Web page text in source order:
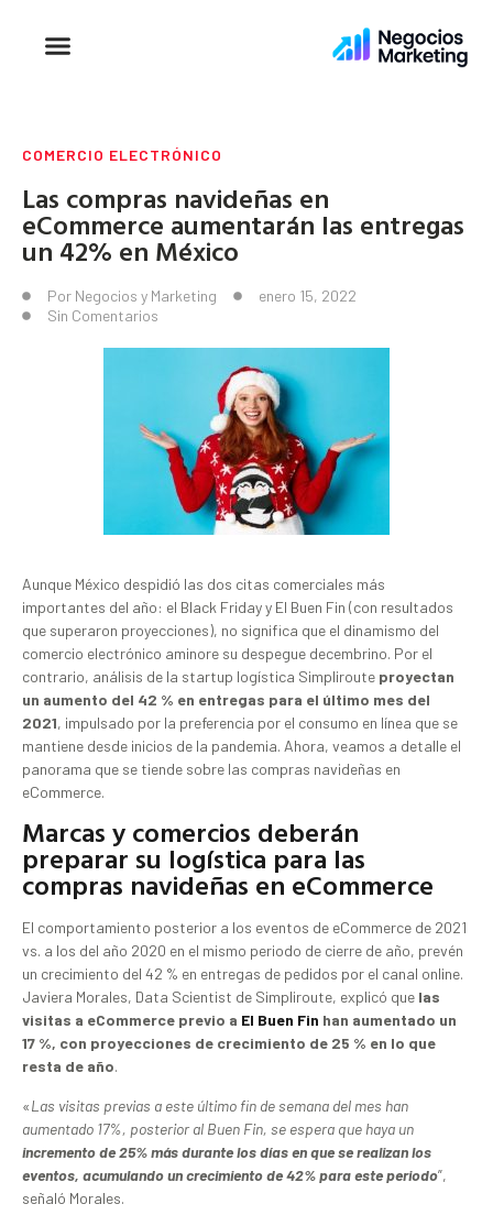
COMERCIO ELECTRÓNICO
Las compras navideñas en
eCommerce aumentarán las entregas
un 42% en México
Por Negocios y Marketing
enero 15, 2022
Sin Comentarios
Aunque México despidió las dos citas comerciales más
importantes del año: el Black Friday y El Buen Fin (con resultados
que superaron proyecciones), no significa que el dinamismo del
comercio electrónico aminore su despegue decembrino. Por el
contrario, análisis de la startup logística Simpliroute proyectan
un aumento del 42 % en entregas para el último mes del
2021, impulsado por la preferencia por el consumo en línea que se
mantiene desde inicios de la pandemia. Ahora, veamos a detalle el
panorama que se tiende sobre las compras navideñas en
eCommerce.
Marcas y comercios deberán
preparar su logística para las
compras navideñas en eCommerce
El comportamiento posterior a los eventos de eCommerce de 2021
vs. a los del año 2020 en el mismo periodo de cierre de año, prevén
un crecimiento del 42 % en entregas de pedidos por el canal online.
Javiera Morales, Data Scientist de Simpliroute, explicó que las
visitas a eCommerce previo a El Buen Fin han aumentado un
17 %, con proyecciones de crecimiento de 25 % en lo que
resta de año.
«Las visitas previas a este último fin de semana del mes han
aumentado 17%, posterior al Buen Fin, se espera que haya un
incremento de 25% más durante los días en que se realizan los
eventos, acumulando un crecimiento de 42% para este periodo”,
señaló Morales.